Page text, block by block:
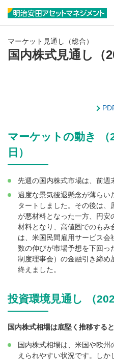
マーケット見通し（総合）
国内株式見通し（
マーケットの動き （
日）
先週の国内株式市場は、前週
過度な景気後退懸念が薄らい
タートしました。その後は
が悪材料となった一方、円安
材料となり、高値圏でのもみ
は、米国民間雇用サービス
数の伸びが市場予想を下回っ
制度理事会）の金融引き締め
終えました。
投資環境見通し （
国内株式相場は底堅く推移する
国内株式相場は、米国や欧
えられやすい状況です。し